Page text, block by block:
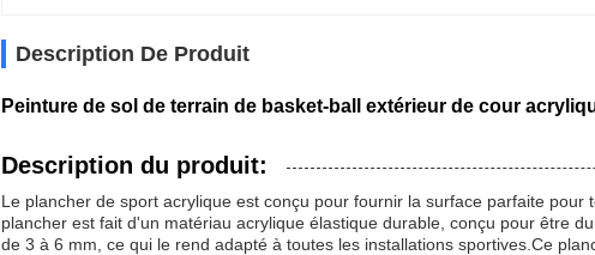
Description De Produit
Peinture de sol de terrain de basket-ball extérieur de cour
Description du produit:
Le plancher de sport acrylique est conçu pour fournir la surface parfaite
plancher est fait d'un matériau acrylique élastique durable, conçu pour être
de 3 à 6 mm, ce qui le rend adapté à toutes les installations sportives.Ce